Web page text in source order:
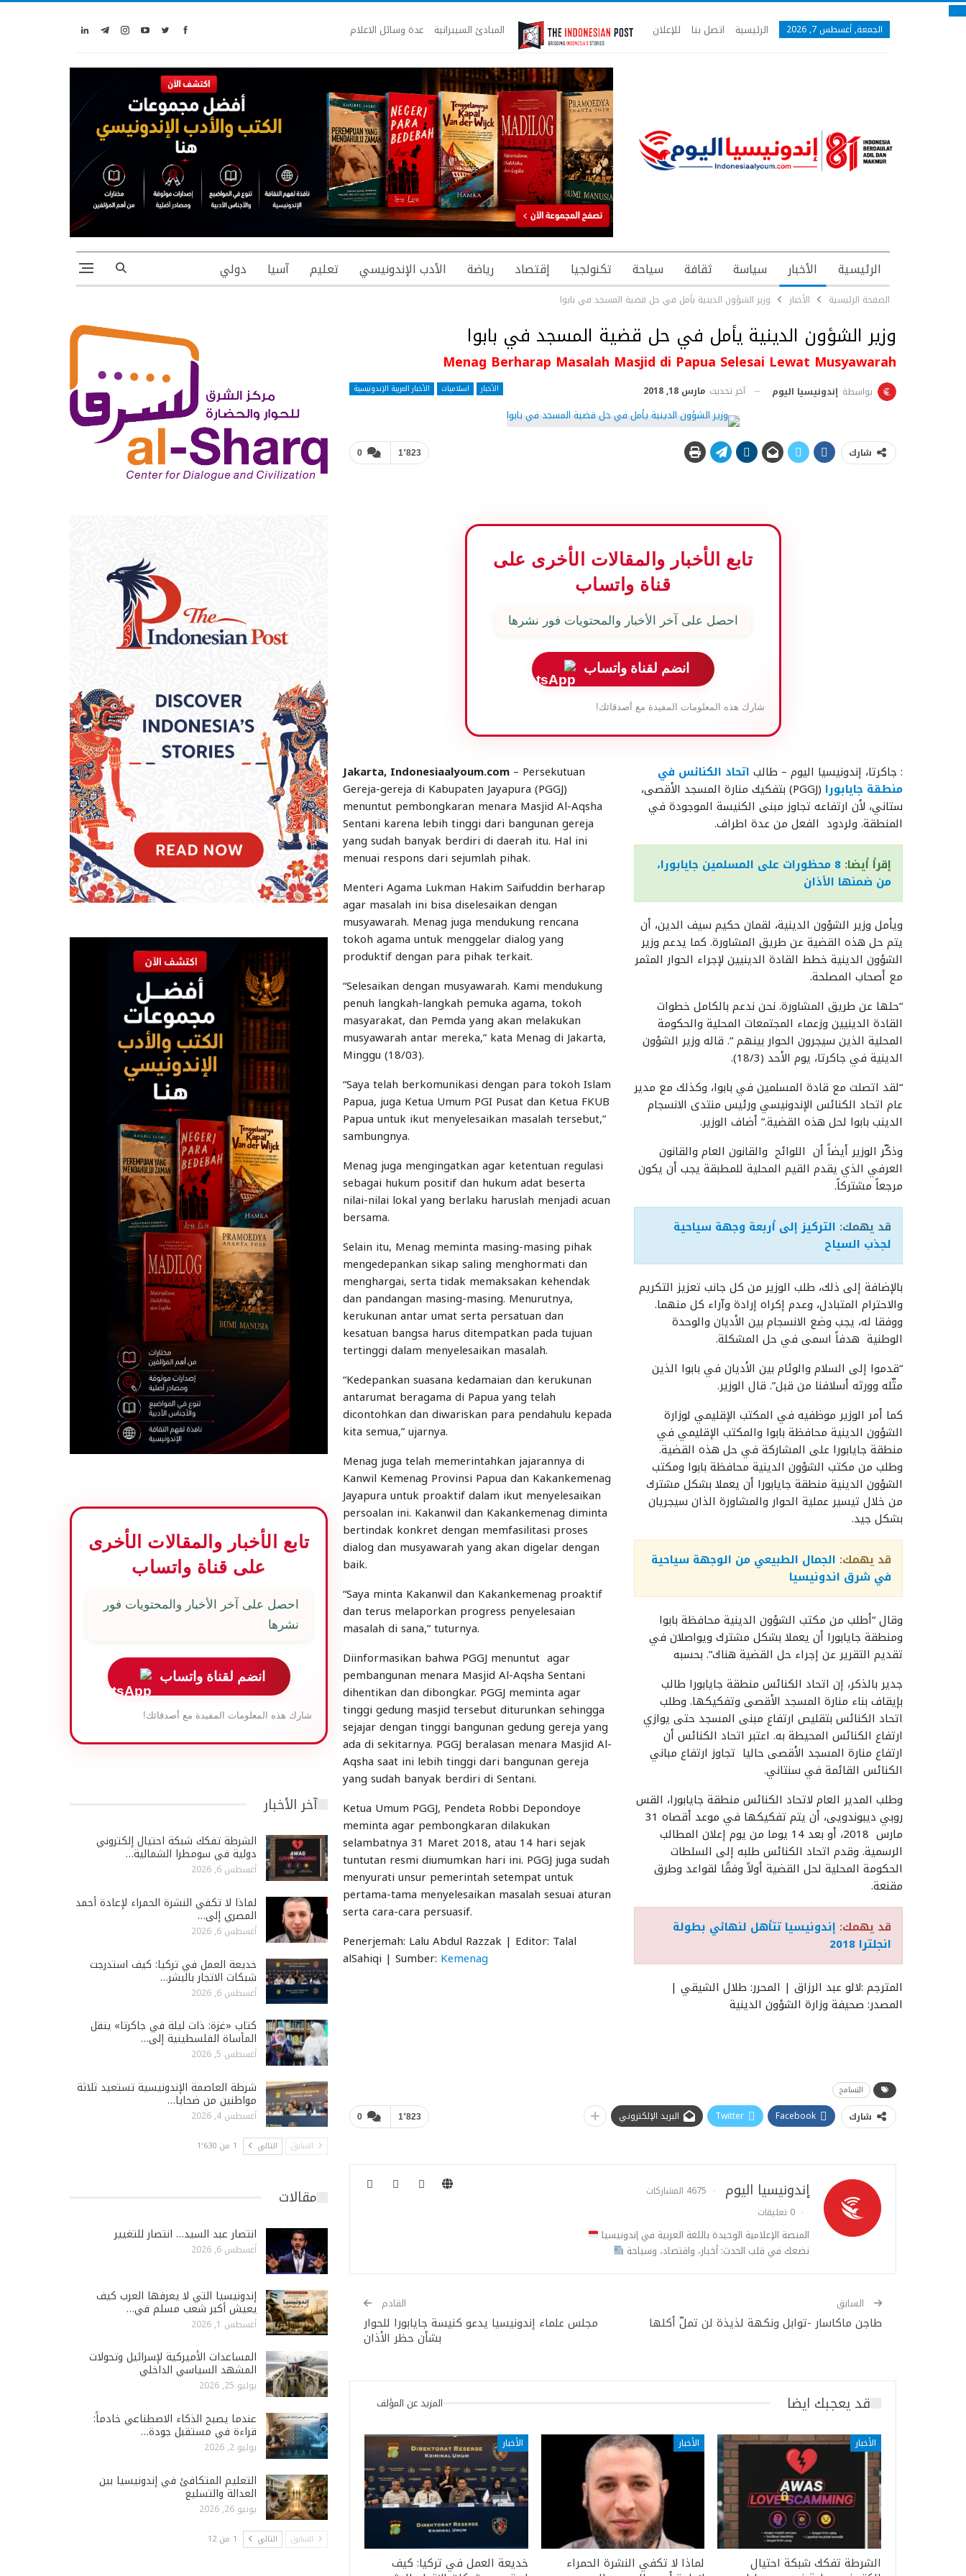
الجمعة, أغسطس 7, 2026 الرئيسية اتصل بنا للإعلان المبادئ السيبرانية عدة وسائل الاعلام
الرئيسية الأخبار سياسة ثقافة سياحة تكنولجيا إقتصاد رياضة الأدب الإندونيسي تعليم آسيا دولي
الصفحة الرئيسية الأخبار وزير الشؤون الدينية يأمل في حل قضية المسجد في بابوا
وزير الشؤون الدينية يأمل في حل قضية المسجد في بابوا
Menag Berharap Masalah Masjid di Papua Selesai Lewat Musyawarah
الأخبار اسلاميات الأخبار العربية الإندونيسية بواسطة إندونيسيا اليوم آخر تحديث مارس 18, 2018
0 1٬823 شارك
تابع الأخبار والمقالات الأخرى على
قناة واتساب
احصل على آخر الأخبار والمحتويات فور نشرها
انضم لقناة واتساب
شارك هذه المعلومات المفيدة مع أصدقائك!
: جاكرتا، إندونيسيا اليوم – طالب اتحاد الكنائس في
منطقة جايابورا
(PGGJ) بتفكيك منارة المسجد الأقصى،
ستاني، لأن ارتفاعه تجاوز مبنى الكنيسة الموجودة في
المنطقة. ولردود الفعل من عدة اطراف.
إقرأ أيضا:
8 محظورات على المسلمين جايابورا،
من ضمنها الأذان
ويأمل وزير الشؤون الدينية، لقمان حكيم سيف الدين، أن
يتم حل هذه القضية عن طريق المشاورة. كما يدعم وزير
الشؤون الدينية خطط القادة الدينيين لإجراء الحوار المثمر
مع أصحاب المصلحة.
“حلها عن طريق المشاورة. نحن ندعم بالكامل خطوات
القادة الدينيين وزعماء المجتمعات المحلية والحكومة
المحلية الذين سيجرون الحوار بينهم “. قاله وزير الشؤون
الدينية في جاكرتا، يوم الأحد (18/3).
“لقد اتصلت مع قادة المسلمين في بابوا، وكذلك مع مدير
عام اتحاد الكنائس الإندونيسي ورئيس منتدى الانسجام
الدينب بابوا لحل هذه القضية.” أضاف الوزير.
وذكّر الوزير أيضاً أن اللوائح والقانون العام والقانون
العرفي الذي يقدم القيم المحلية للمطبقة يجب أن يكون
مرجعاً مشتركاً.
قد يهمك: التركيز إلى أربعة وجهة سياحية
لجذب السياح
بالإضافة إلى ذلك، طلب الوزير من كل جانب تعزيز التكريم
والاحترام المتبادل، وعدم إكراه إرادة وآراء كل منهما.
ووفقا له، يجب وضع الانسجام بين الأديان والوحدة
الوطنية هدفاً اسمى في حل المشكلة.
“قدموا إلى السلام والوئام بين الأديان في بابوا الذين
مثّله وورثه أسلافنا من قبل”. قال الوزير.
كما أمر الوزير موظفيه في المكتب الإقليمي لوزارة
الشؤون الدينية محافظة بابوا والمكتب الإقليمي في
منطقة جايابورا على المشاركة في حل هذه القضية.
وطلب من مكتب الشؤون الدينية محافظة بابوا ومكتب
الشؤون الدينية منطقة جايابورا أن يعملا بشكل مشترك
من خلال تيسير عملية الحوار والمشاورة الذان سيجريان
بشكل جيد.
قد يهمك: الجمال الطبيعي من الوجهة سياحية
في شرق اندونيسيا
وقال “أطلب من مكتب الشؤون الدينية محافظة بابوا
ومنطقة جايابورا أن يعملا بشكل مشترك ويواصلان في
تقديم التقرير عن إجراء حل القضية هناك”. بحسبه
جدير بالذكر، إن اتحاد الكنائس منطقة جايابورا طالب
بإيقاف بناء منارة المسجد الأقصى وتفكيكها. وطلب
اتحاد الكنائس بتقليص ارتفاع مبنى المسجد حتى يوازي
ارتفاع الكنائس المحيطة به. اعتبر اتحاد الكنائس أن
ارتفاع منارة المسجد الأقصى حاليا تجاوز ارتفاع مباني
الكنائس القائمة في سنتاني.
وطلب المدير العام لاتحاد الكنائس منطقة جايابورا، القس
روبي ديبوندويى، أن يتم تفكيكها في موعد أقصاه 31
مارس 2018، أو بعد 14 يوما من يوم إعلان المطالب
الرسمية. وقدم اتحاد الكنائس طلبه إلى السلطات
الحكومة المحلية لحل القضية أولاً وفقًا لقواعد وطرق
مقنعة.
قد يهمك: إندونيسيا تتأهل لنهائي بطولة
انجلترا 2018
المترجم :لالو عبد الرزاق | المحرر: طلال الشيقي |
المصدر: صحيفة وزارة الشؤون الدينية
Jakarta, Indonesiaalyoum.com – Persekutuan
Gereja-gereja di Kabupaten Jayapura (PGGJ)
menuntut pembongkaran menara Masjid Al-Aqsha
Sentani karena lebih tinggi dari bangunan gereja
yang sudah banyak berdiri di daerah itu. Hal ini
menuai respons dari sejumlah pihak.
Menteri Agama Lukman Hakim Saifuddin berharap
agar masalah ini bisa diselesaikan dengan
musyawarah. Menag juga mendukung rencana
tokoh agama untuk menggelar dialog yang
produktif dengan para pihak terkait.
“Selesaikan dengan musyawarah. Kami mendukung
penuh langkah-langkah pemuka agama, tokoh
masyarakat, dan Pemda yang akan melakukan
musyawarah antar mereka,” kata Menag di Jakarta,
Minggu (18/03).
“Saya telah berkomunikasi dengan para tokoh Islam
Papua, juga Ketua Umum PGI Pusat dan Ketua FKUB
Papua untuk ikut menyelesaikan masalah tersebut,”
sambungnya.
Menag juga mengingatkan agar ketentuan regulasi
sebagai hukum positif dan hukum adat beserta
nilai-nilai lokal yang berlaku haruslah menjadi acuan
bersama.
Selain itu, Menag meminta masing-masing pihak
mengedepankan sikap saling menghormati dan
menghargai, serta tidak memaksakan kehendak
dan pandangan masing-masing. Menurutnya,
kerukunan antar umat serta persatuan dan
kesatuan bangsa harus ditempatkan pada tujuan
tertinggi dalam menyelesaikan masalah.
“Kedepankan suasana kedamaian dan kerukunan
antarumat beragama di Papua yang telah
dicontohkan dan diwariskan para pendahulu kepada
kita semua,” ujarnya.
Menag juga telah memerintahkan jajarannya di
Kanwil Kemenag Provinsi Papua dan Kakankemenag
Jayapura untuk proaktif dalam ikut menyelesaikan
persoalan ini. Kakanwil dan Kakankemenag diminta
bertindak konkret dengan memfasilitasi proses
dialog dan musyawarah yang akan digelar dengan
baik.
“Saya minta Kakanwil dan Kakankemenag proaktif
dan terus melaporkan progress penyelesaian
masalah di sana,” tuturnya.
Diinformasikan bahwa PGGJ menuntut agar
pembangunan menara Masjid Al-Aqsha Sentani
dihentikan dan dibongkar. PGGJ meminta agar
tinggi gedung masjid tersebut diturunkan sehingga
sejajar dengan tinggi bangunan gedung gereja yang
ada di sekitarnya. PGGJ beralasan menara Masjid Al-
Aqsha saat ini lebih tinggi dari bangunan gereja
yang sudah banyak berdiri di Sentani.
Ketua Umum PGGJ, Pendeta Robbi Depondoye
meminta agar pembongkaran dilakukan
selambatnya 31 Maret 2018, atau 14 hari sejak
tuntutan resmi diumumkan hari ini. PGGJ juga sudah
menyurati unsur pemerintah setempat untuk
pertama-tama menyelesaikan masalah sesuai aturan
serta cara-cara persuasif.
Penerjemah: Lalu Abdul Razzak | Editor: Talal
alSahiqi | Sumber: Kemenag
التسامح
0 1٬823 شارك Facebook
Twitter البريد الإلكتروني
إندونيسيا اليوم
4675 المشاركات
0 تعليقات
المنصة الإعلامية الوحيدة باللغة العربية في إندونيسيا
نضعك في قلب الحدث: أخبار، واقتصاد، وسياحة
السابق
طاجن ماكاسار -توابل ونكهة لذيذة لن تملّ أكلها
القادم
مجلس علماء إندونيسيا يدعو كنيسة جايابورا للحوار
بشأن حظر الأذان
قد يعجبك ايضا المزيد عن المؤلف
الأخبار
الشرطة تفكك شبكة احتيال
الأخبار
لماذا لا تكفي النشرة الحمراء
الأخبار
خديعة العمل في تركيا: كيف
تابع الأخبار والمقالات الأخرى
على قناة واتساب
احصل على آخر الأخبار والمحتويات فور
نشرها
انضم لقناة واتساب
شارك هذه المعلومات المفيدة مع أصدقائك!
آخر الأخبار
الشرطة تفكك شبكة احتيال إلكتروني
دولية في سومطرا الشمالية…
أغسطس 6, 2026
لماذا لا تكفي النشرة الحمراء لإعادة أحمد
المصري إلى…
أغسطس 6, 2026
خديعة العمل في تركيا: كيف استدرجت
شبكات الاتجار بالبشر…
أغسطس 6, 2026
كتاب «غزة: ذات ليلة في جاكرتا» ينقل
المأساة الفلسطينية إلى…
أغسطس 5, 2026
شرطة العاصمة الإندونيسية تستعيد ثلاثة
مواطنين من ضحايا…
أغسطس 4, 2026
السابق التالي 1 من 1٬630
مقالات
انتصار عبد السيد… انتصار للتغيير
أغسطس 6, 2026
إندونيسيا التي لا يعرفها العرب كيف
يعيش أكبر شعب مسلم في…
أغسطس 1, 2026
المساعدات الأميركية لإسرائيل وتحولات
المشهد السياسي الداخلي
يوليو 25, 2026
عندما يصبح الذكاء الاصطناعي خادماً:
قراءة في مستقبل جودة…
يوليو 2, 2026
التعليم المتكافئ في إندونيسيا بين
العدالة والتسليع
يونيو 26, 2026
السابق التالي 1 من 12